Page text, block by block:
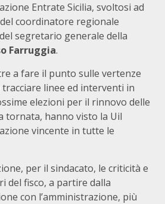
Entrate Sicilia, svoltosi ad
coordinatore regionale
segretario generale della
Farruggia.
a fare il punto sulle vertenze
linee ed interventi in
elezioni per il rinnovo delle
tornata, hanno visto la Uil
vincente in tutte le
per il sindacato, le criticità e
del fisco, a partire dalla
con l’amministrazione, più